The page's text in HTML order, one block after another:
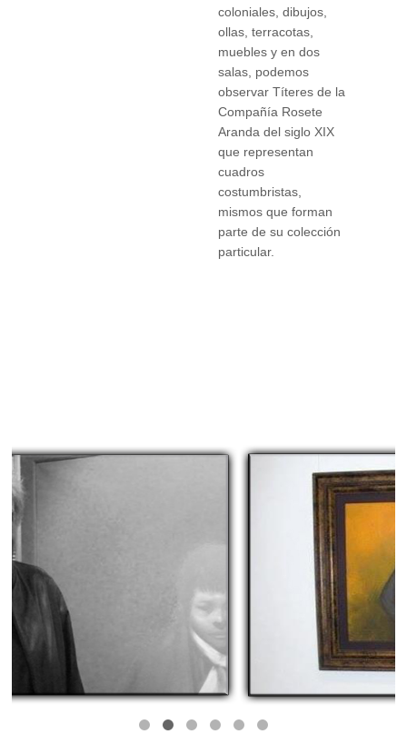
coloniales, dibujos,
ollas, terracotas,
muebles y en dos
salas, podemos
observar Títeres de la
Compañía Rosete
Aranda del siglo XIX
que representan
cuadros
costumbristas,
mismos que forman
parte de su colección
particular.